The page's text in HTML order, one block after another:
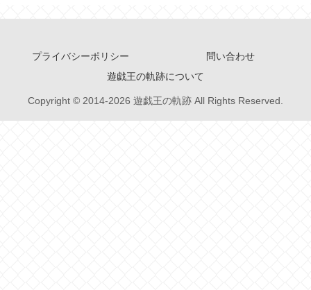
プライバシーポリシー
問い合わせ
遊戯王の軌跡について
Copyright © 2014-2026 遊戯王の軌跡 All Rights Reserved.